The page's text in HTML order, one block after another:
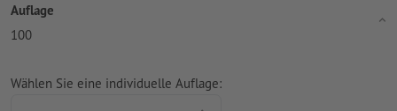
Auflage
100
Wählen Sie eine individuelle Auflage: